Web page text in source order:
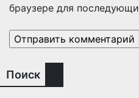
браузере для
Поиск